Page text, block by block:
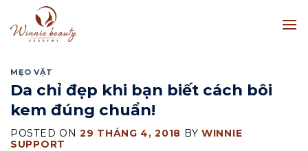
to
content
MẸO VẶT
Da chỉ đẹp khi bạn biết cách bôi
kem đúng chuẩn!
POSTED ON 29 THÁNG 4, 2018 BYWINNIE
SUPPORT